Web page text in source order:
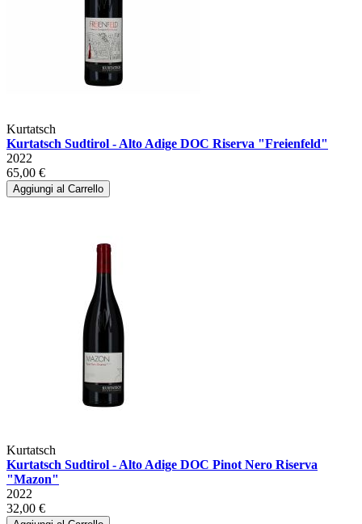
Kurtatsch
Kurtatsch Sudtirol - Alto Adige DOC Riserva "Freienfeld"
2022
65,00 €
Aggiungi al Carrello
Kurtatsch
Kurtatsch Sudtirol - Alto Adige DOC Pinot Nero Riserva
"Mazon"
2022
32,00 €